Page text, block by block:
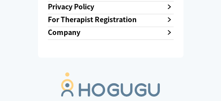
Privacy Policy
For Therapist Registration
Company